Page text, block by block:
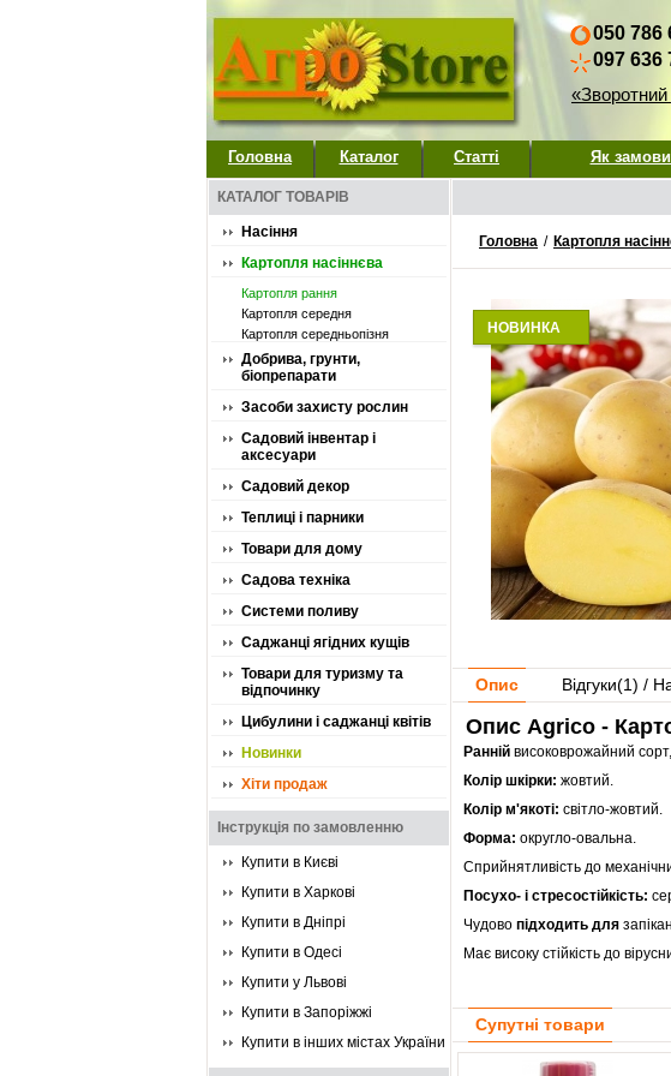
050 786
097 636
«Зворотний
Головна Каталог Статті Як
КАТАЛОГ ТОВАРІВ
Насіння
Картопля насіннєва
Картопля рання
Картопля середня
Картопля середньопізня
Добрива, грунти,
біопрепарати
Засоби захисту рослин
Садовий інвентар і
аксесуари
Садовий декор
Теплиці і парники
Товари для дому
Садова техніка
Системи поливу
Саджанці ягідних кущів
Товари для туризму та
відпочинку
Цибулини і саджанці квітів
Новинки
Хіти продаж
Інструкція по замовленню
Купити в Києві
Купити в Харкові
Купити в Дніпрі
Купити в Одесі
Купити у Львові
Купити в Запоріжжі
Купити в інших містах України
Головна / Картопля
НОВИНКА
Опис Відгуки(1) /
Опис Agrico -
Ранній високоврожайний
Колір шкірки: жовтий.
Колір м'якоті: світло-жовтий.
Форма: округло-овальна.
Сприйнятливість до
Посухо- і стресостійкість:
Чудово підходить для
Має високу стійкість до
Супутні товари